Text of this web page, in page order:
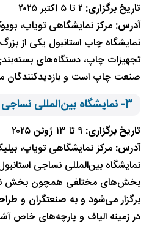
تاریخ برگزاری: ۲ تا ۵ اکتبر ۲۰۲۵
آدرس: مرکز نمایشگاهی تویاپ،
نمایشگاه چاپ استانبول یکی از
تجهیزات چاپ، دستگاه‌های
صنعت چاپ است و بازدیدکنندگان
3- نمایشگاه بین‌المللی نساجی استانبول
تاریخ برگزاری: ۹ تا ۱۳ ژوئن ۲۰۲۵
آدرس: مرکز نمایشگاهی تویاپ،
نمایشگاه بین‌المللی نساجی
بخش‌های مختلفی همچون بخش نخ
برگزار می‌شود و به صنعتگران و
در زمینه الیاف و پارچه‌های خاص